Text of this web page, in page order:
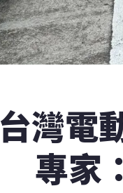
台灣電
專家